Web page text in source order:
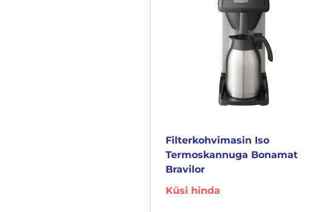
Filterkohvimasin Iso
Termoskannuga Bonamat
Bravilor
Küsi hinda